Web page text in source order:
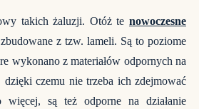
takich żaluzji. Otóż te nowoczesne
z tzw. lameli. Są to poziome
wykonano z materiałów odpornych na
dzięki czemu nie trzeba ich zdejmować
więcej, są też odporne na działanie